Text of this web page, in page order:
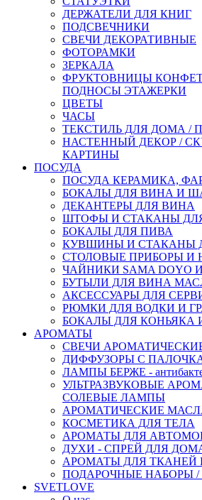
ДЕРЖАТЕЛИ ДЛЯ КНИГ
ПОДСВЕЧНИКИ
СВЕЧИ ДЕКОРАТИВНЫЕ
ФОТОРАМКИ
ЗЕРКАЛА
ФРУКТОВНИЦЫ
ПОДНОСЫ ЭТАЖЕРКИ
ЦВЕТЫ
ЧАСЫ
ТЕКСТИЛЬ ДЛЯ ДОМА /
НАСТЕННЫЙ ДЕКОР /
КАРТИНЫ
ПОСУДА
ПОСУДА КЕРАМИКА,
БОКАЛЫ ДЛЯ ВИНА И
ДЕКАНТЕРЫ ДЛЯ ВИНА
ШТОФЫ И СТАКАНЫ
БОКАЛЫ ДЛЯ ПИВА
КУВШИНЫ И СТАКАНЫ
СТОЛОВЫЕ ПРИБОРЫ И
ЧАЙНИКИ SAMA DOYO
БУТЫЛИ ДЛЯ ВИНА
АКСЕССУАРЫ ДЛЯ
РЮМКИ ДЛЯ ВОДКИ И
БОКАЛЫ ДЛЯ КОНЬЯКА
АРОМАТЫ
СВЕЧИ
ДИФФУЗОРЫ С
ЛАМПЫ БЕРЖЕ -
УЛЬТРАЗВУКОВЫЕ
СОЛЕВЫЕ ЛАМПЫ
АРОМАТИЧЕСКИЕ
КОСМЕТИКА ДЛЯ ТЕЛА
АРОМАТЫ ДЛЯ
ДУХИ - СПРЕЙ ДЛЯ
АРОМАТЫ ДЛЯ ТКАНЕЙ
ПОДАРОЧНЫЕ НАБОРЫ /
SVETLOVE